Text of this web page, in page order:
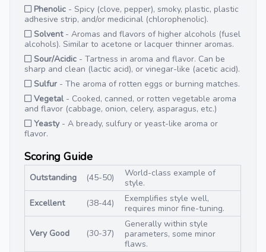
Phenolic - Spicy (clove, pepper), smoky, plastic, plastic
adhesive strip, and/or medicinal (chlorophenolic).
Solvent- Aromas and flavors of higher alcohols (fusel
alcohols). Similar to acetone or lacquer thinner aromas.
Sour/Acidic - Tartness in aroma and flavor. Can be
sharp and clean (lactic acid), or vinegar-like (acetic acid).
Sulfur - The aroma of rotten eggs or burning matches.
Vegetal- Cooked, canned, or rotten vegetable aroma
and flavor (cabbage, onion, celery, asparagus, etc.)
Yeasty- A bready, sulfury or yeast-like aroma or
flavor.
Scoring Guide
Outstanding (45-50)
World-class example of
style.
Excellent
(38-44)
Exemplifies style well,
requires minor fine-tuning.
Very Good (30-37)
Generally within style
parameters, some minor
flaws.